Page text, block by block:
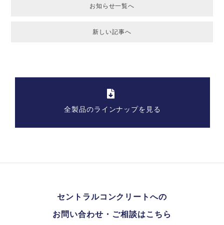
お知らせ一覧へ
新しい記事へ
全製品のラインナップを見る
セントラルコンクリートへの
お問い合わせ・ご相談はこちら